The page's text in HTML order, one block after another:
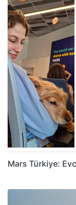
Mars Türkiye: